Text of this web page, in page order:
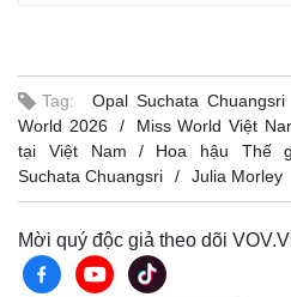
Nam khoa
Làm đẹp - giảm cân
Phòng mạch online
Ăn sạch sống khỏe
Tag: Opal Suchata Chuangsri
World 2026
Miss World Việt
tại Việt Nam
Hoa hậu Thế
Suchata Chuangsri
Julia Morley
Mời quý độc giả theo dõi